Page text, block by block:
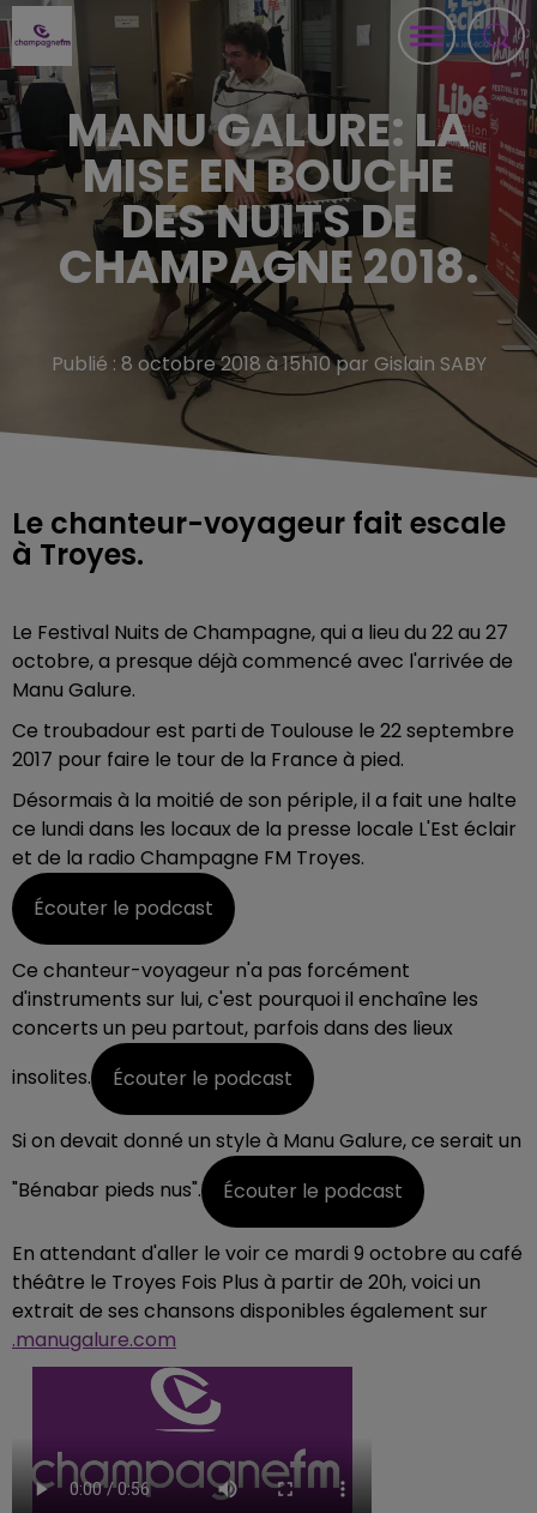
MANU GALURE: LA
MISE EN BOUCHE
DES NUITS DE
CHAMPAGNE 2018.
Publié : 8 octobre 2018 à 15h10 par Gislain SABY
Le chanteur-voyageur fait escale
à Troyes.
Le Festival Nuits de Champagne, qui a lieu du 22 au 27
octobre, a presque déjà commencé avec l'arrivée de
Manu Galure.
Ce troubadour est parti de Toulouse le 22 septembre
2017 pour faire le tour de la France à pied.
Désormais à la moitié de son périple, il a fait une halte
ce lundi dans les locaux de la presse locale L'Est éclair
et de la radio Champagne FM Troyes.
Écouter le podcast
Ce chanteur-voyageur n'a pas forcément
d'instruments sur lui, c'est pourquoi il enchaîne les
concerts un peu partout, parfois dans des lieux
insolites.
Écouter le podcast
Si on devait donné un style à Manu Galure, ce serait un
"Bénabar pieds nus".
Écouter le podcast
En attendant d'aller le voir ce mardi 9 octobre au café
théâtre le Troyes Fois Plus à partir de 20h, voici un
extrait de ses chansons disponibles également sur
.manugalure.com